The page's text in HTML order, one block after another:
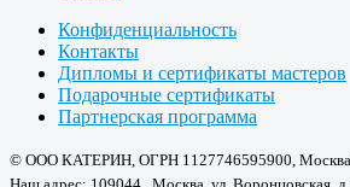
Конфиденциальность
Контакты
Дипломы и сертификаты мастеров
Подарочные сертификаты
Партнерская программа
© ООО КАТЕРИН, ОГРН 1127746595900,